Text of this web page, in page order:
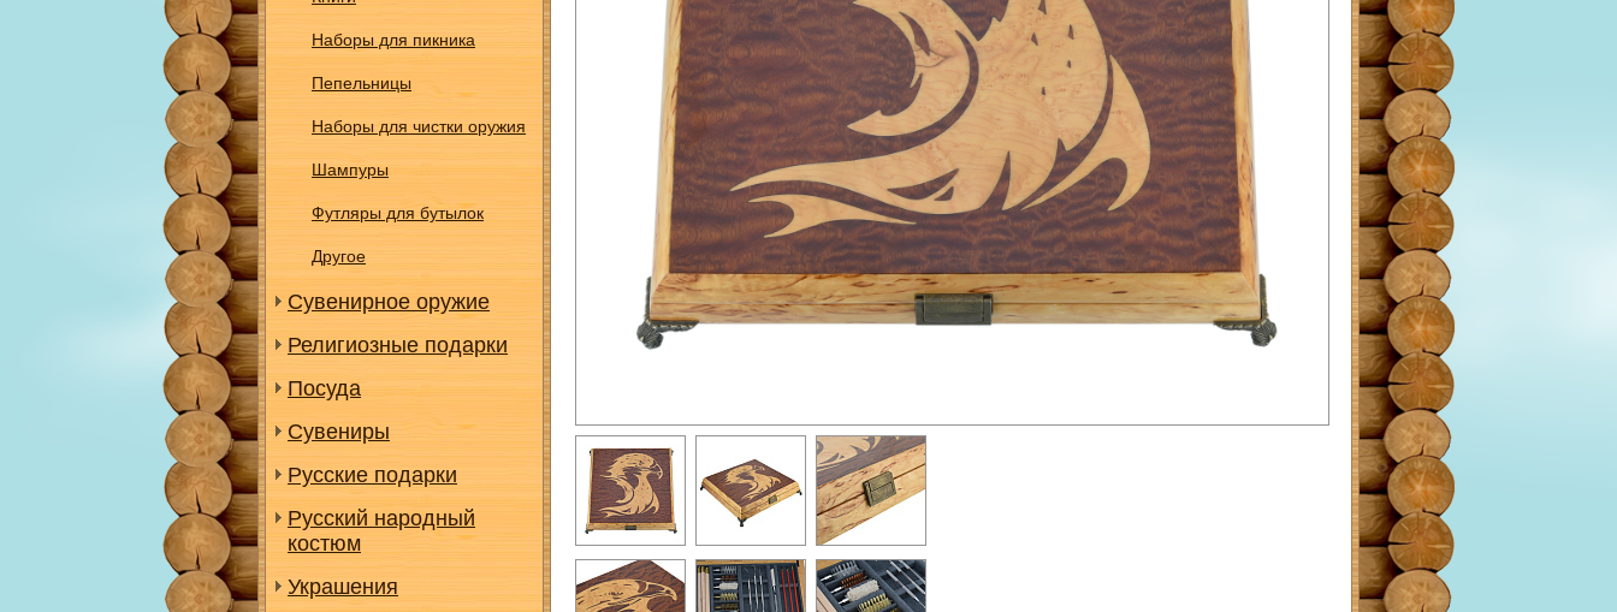
Наборы для пикника
Пепельницы
Наборы для чистки оружия
Шампуры
Футляры для бутылок
Другое
Сувенирное оружие
Религиозные подарки
Посуда
Сувениры
Русские подарки
Русский народный
костюм
Украшения